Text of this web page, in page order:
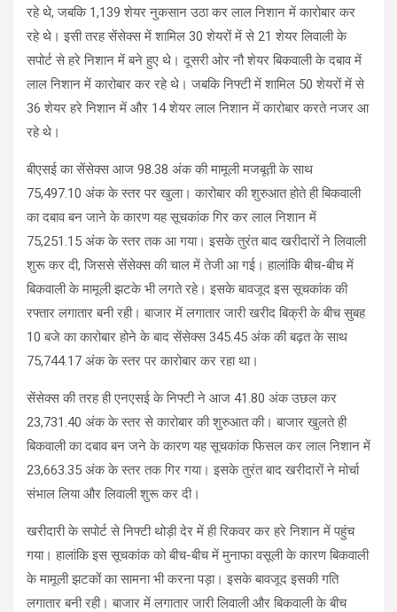
रहे थे, जबकि 1,139 शेयर नुकसान उठा कर लाल निशान में कारोबार कर
रहे थे। इसी तरह सेंसेक्स में शामिल 30 शेयरों में से 21 शेयर लिवाली के
सपोर्ट से हरे निशान में बने हुए थे। दूसरी ओर नौ शेयर बिकवाली के दबाव में
लाल निशान में कारोबार कर रहे थे। जबकि निफ्टी में शामिल 50 शेयरों में से
36 शेयर हरे निशान में और 14 शेयर लाल निशान में कारोबार करते नजर आ
रहे थे।
बीएसई का सेंसेक्स आज 98.38 अंक की मामूली मजबूती के साथ
75,497.10 अंक के स्तर पर खुला। कारोबार की शुरुआत होते ही बिकवाली
का दबाव बन जाने के कारण यह सूचकांक गिर कर लाल निशान में
75,251.15 अंक के स्तर तक आ गया। इसके तुरंत बाद खरीदारों ने लिवाली
शुरू कर दी, जिससे सेंसेक्स की चाल में तेजी आ गई। हालांकि बीच-बीच में
बिकवाली के मामूली झटके भी लगते रहे। इसके बावजूद इस सूचकांक की
रफ्तार लगातार बनी रही। बाजार में लगातार जारी खरीद बिक्री के बीच सुबह
10 बजे का कारोबार होने के बाद सेंसेक्स 345.45 अंक की बढ़त के साथ
75,744.17 अंक के स्तर पर कारोबार कर रहा था।
सेंसेक्स की तरह ही एनएसई के निफ्टी ने आज 41.80 अंक उछल कर
23,731.40 अंक के स्तर से कारोबार की शुरुआत की। बाजार खुलते ही
बिकवाली का दबाव बन जने के कारण यह सूचकांक फिसल कर लाल निशान में
23,663.35 अंक के स्तर तक गिर गया। इसके तुरंत बाद खरीदारों ने मोर्चा
संभाल लिया और लिवाली शुरू कर दी।
खरीदारी के सपोर्ट से निफ्टी थोड़ी देर में ही रिकवर कर हरे निशान में पहुंच
गया। हालांकि इस सूचकांक को बीच-बीच में मुनाफा वसूली के कारण बिकवाली
के मामूली झटकों का सामना भी करना पड़ा। इसके बावजूद इसकी गति
लगातार बनी रही। बाजार में लगातार जारी लिवाली और बिकवाली के बीच